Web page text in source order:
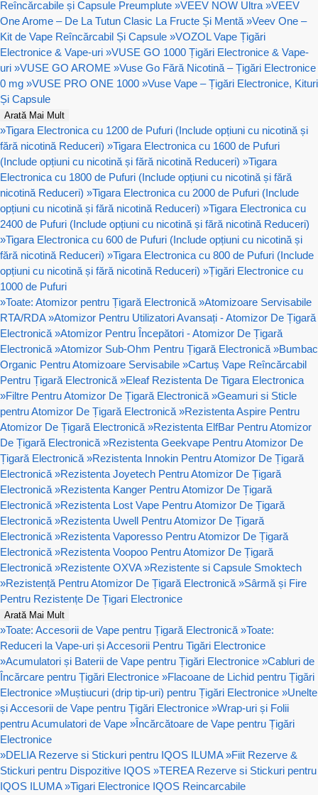
Reîncărcabile și Capsule Preumplute »VEEV NOW Ultra »VEEV
One Arome – De La Tutun Clasic La Fructe Și Mentă »Veev One –
Kit de Vape Reîncărcabil Și Capsule »VOZOL Vape Țigări
Electronice & Vape-uri »VUSE GO 1000 Țigări Electronice & Vape-
uri »VUSE GO AROME »Vuse Go Fără Nicotină – Țigări Electronice
0 mg »VUSE PRO ONE 1000 »Vuse Vape – Țigări Electronice, Kituri
Și Capsule
Arată Mai Mult
»Tigara Electronica cu 1200 de Pufuri (Include opțiuni cu nicotină și
fără nicotină Reduceri) »Tigara Electronica cu 1600 de Pufuri
(Include opțiuni cu nicotină și fără nicotină Reduceri) »Tigara
Electronica cu 1800 de Pufuri (Include opțiuni cu nicotină și fără
nicotină Reduceri) »Tigara Electronica cu 2000 de Pufuri (Include
opțiuni cu nicotină și fără nicotină Reduceri) »Tigara Electronica cu
2400 de Pufuri (Include opțiuni cu nicotină și fără nicotină Reduceri)
»Tigara Electronica cu 600 de Pufuri (Include opțiuni cu nicotină și
fără nicotină Reduceri) »Tigara Electronica cu 800 de Pufuri (Include
opțiuni cu nicotină și fără nicotină Reduceri) »Țigări Electronice cu
1000 de Pufuri
»Toate: Atomizor pentru Țigară Electronică »Atomizoare Servisabile
RTA/RDA »Atomizor Pentru Utilizatori Avansați - Atomizor De Țigară
Electronică »Atomizor Pentru Începători - Atomizor De Țigară
Electronică »Atomizor Sub-Ohm Pentru Țigară Electronică »Bumbac
Organic Pentru Atomizoare Servisabile »Cartuș Vape Reîncărcabil
Pentru Țigară Electronică »Eleaf Rezistenta De Tigara Electronica
»Filtre Pentru Atomizor De Țigară Electronică »Geamuri si Sticle
pentru Atomizor De Țigară Electronică »Rezistenta Aspire Pentru
Atomizor De Țigară Electronică »Rezistenta ElfBar Pentru Atomizor
De Țigară Electronică »Rezistenta Geekvape Pentru Atomizor De
Țigară Electronică »Rezistenta Innokin Pentru Atomizor De Țigară
Electronică »Rezistenta Joyetech Pentru Atomizor De Țigară
Electronică »Rezistenta Kanger Pentru Atomizor De Țigară
Electronică »Rezistenta Lost Vape Pentru Atomizor De Țigară
Electronică »Rezistenta Uwell Pentru Atomizor De Țigară
Electronică »Rezistenta Vaporesso Pentru Atomizor De Țigară
Electronică »Rezistenta Voopoo Pentru Atomizor De Țigară
Electronică »Rezistente OXVA »Rezistente si Capsule Smoktech
»Rezistență Pentru Atomizor De Țigară Electronică »Sârmă și Fire
Pentru Rezistențe De Țigari Electronice
Arată Mai Mult
»Toate: Accesorii de Vape pentru Țigară Electronică »Toate:
Reduceri la Vape-uri și Accesorii Pentru Tigări Electronice
»Acumulatori și Baterii de Vape pentru Țigări Electronice »Cabluri de
Încărcare pentru Țigări Electronice »Flacoane de Lichid pentru Țigări
Electronice »Muștiucuri (drip tip-uri) pentru Țigări Electronice »Unelte
și Accesorii de Vape pentru Țigări Electronice »Wrap-uri și Folii
pentru Acumulatori de Vape »Încărcătoare de Vape pentru Țigări
Electronice
»DELIA Rezerve si Stickuri pentru IQOS ILUMA »Fiit Rezerve &
Stickuri pentru Dispozitive IQOS »TEREA Rezerve si Stickuri pentru
IQOS ILUMA »Tigari Electronice IQOS Reincarcabile